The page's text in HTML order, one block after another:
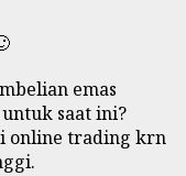
emas
saat ini?
online trading krn